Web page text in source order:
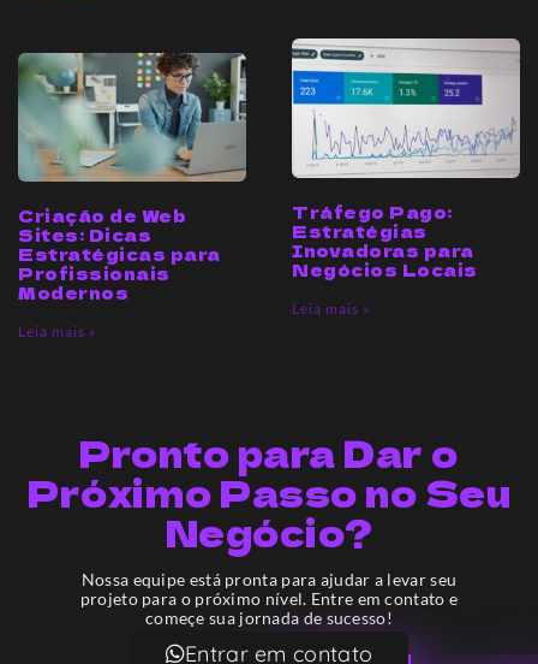
Criação de Web
Sites: Dicas
Estratégicas para
Profissionais
Modernos
Leia mais »
Tráfego Pago:
Estratégias
Inovadoras para
Negócios Locais
Leia mais »
Pronto para Dar o
Próximo Passo no Seu
Negócio?
Nossa equipe está pronta para ajudar a levar seu
projeto para o próximo nível. Entre em contato e
começe sua jornada de sucesso!
Entrar em contato